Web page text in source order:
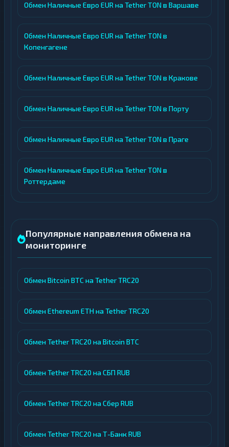
Обмен Наличные Евро EUR на Tether TON в Варшаве
Обмен Наличные Евро EUR на Tether TON в
Копенгагене
Обмен Наличные Евро EUR на Tether TON в Кракове
Обмен Наличные Евро EUR на Tether TON в Порту
Обмен Наличные Евро EUR на Tether TON в Праге
Обмен Наличные Евро EUR на Tether TON в
Роттердаме
Популярные направления обмена на
мониторинге
Обмен Bitcoin BTC на Tether TRC20
Обмен Ethereum ETH на Tether TRC20
Обмен Tether TRC20 на Bitcoin BTC
Обмен Tether TRC20 на СБП RUB
Обмен Tether TRC20 на Сбер RUB
Обмен Tether TRC20 на Т-Банк RUB